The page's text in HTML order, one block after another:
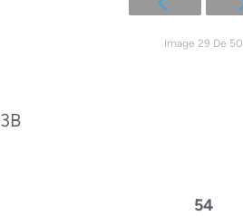
Image 29 De 50
3B
54